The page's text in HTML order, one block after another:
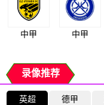
中甲 中甲
录像推荐
英超 德甲